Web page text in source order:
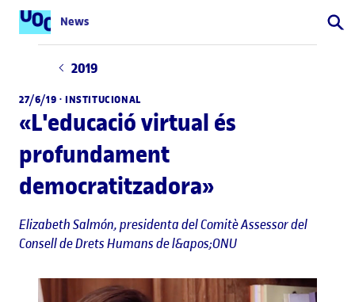
News
2019
27/6/19 · INSTITUCIONAL
«L'educació virtual és
profundament
democratitzadora»
Elizabeth Salmón, presidenta del Comitè Assessor del
Consell de Drets Humans de l&apos;ONU